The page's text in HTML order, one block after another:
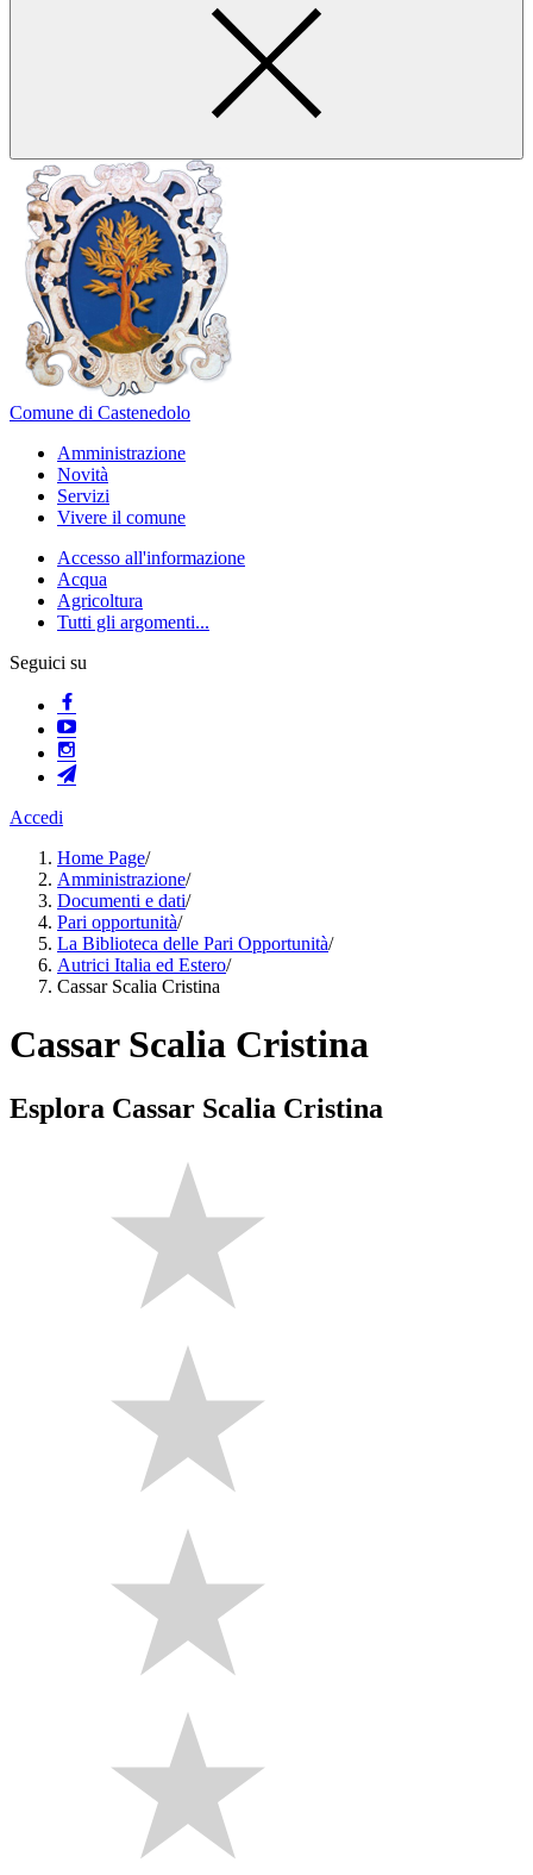
Comune di Castenedolo
Amministrazione
Novità
Servizi
Vivere il comune
Accesso all'informazione
Acqua
Agricoltura
Tutti gli argomenti...
Seguici su
Accedi
Home Page/
Amministrazione/
Documenti e dati/
Pari opportunità/
La Biblioteca delle Pari Opportunità/
Autrici Italia ed Estero/
Cassar Scalia Cristina
Cassar Scalia Cristina
Esplora Cassar Scalia Cristina